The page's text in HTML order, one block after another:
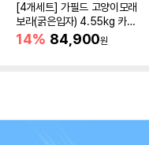
[4개세트] 가필드 고양이모래
보라(굵은입자) 4.55kg 카사
바모래
14% 84,900원